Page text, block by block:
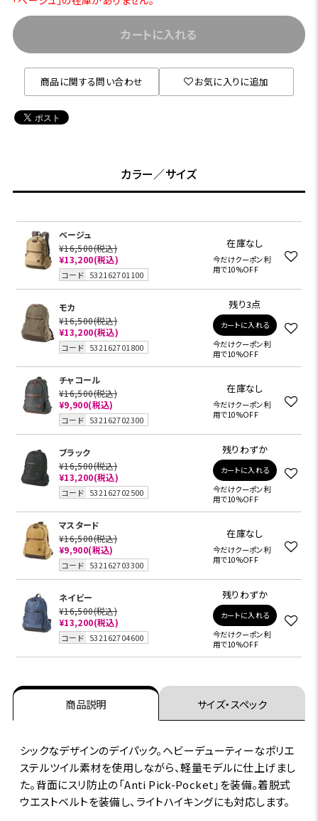
カートに入れる
商品に関する問い合わせ お気に入りに追加
カラー／サイズ
ベージュ
¥16,500(税込)
¥13,200(税込)
コード 532162701100
在庫なし
今だけクーポン利
用で10%OFF
モカ
¥16,500(税込)
¥13,200(税込)
コード 532162701800
残り3点
カートに入れる
今だけクーポン利
用で10%OFF
チャコール
¥16,500(税込)
¥9,900(税込)
コード 532162702300
在庫なし
今だけクーポン利
用で10%OFF
ブラック
¥16,500(税込)
¥13,200(税込)
コード 532162702500
残りわずか
カートに入れる
今だけクーポン利
用で10%OFF
マスタード
¥16,500(税込)
¥9,900(税込)
コード 532162703300
在庫なし
今だけクーポン利
用で10%OFF
ネイビー
¥16,500(税込)
¥13,200(税込)
コード 532162704600
残りわずか
カートに入れる
今だけクーポン利
用で10%OFF
商品説明 サイズ・スペック
シックなデザインのデイパック。ヘビーデューティーなポリエ
ステルツイル素材を使用しながら、軽量モデルに仕上げまし
た。背面にスリ防止の「Anti Pick-Pocket」を装備。着脱式
ウエストベルトを装備し、ライトハイキングにも対応します。